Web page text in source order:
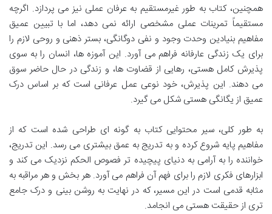
همچنین، کتاب به طور غیرمستقیم به عرفان عملی نیز می پردازد. اگرچه
مستقیماً تمرینات عملی مشخصی ارائه نمی دهد، اما با تبیین عمیق
مفاهیم بنیادین وحدت وجود و نفی دوگانگی، بستر ذهنی و روحی لازم را
برای یک زندگی عارفانه فراهم می آورد. این آموزه ها، انسان را به سوی
پذیرش کامل هستی، رهایی از قضاوت ها، و زندگی در حال حاضر سوق
می دهند. این پذیرش، خود نوعی عمل عرفانی است که بر اساس درک
عمیق از یگانگی هستی شکل می گیرد.
به طور کلی، سیر محتوایی کتاب به گونه ای طراحی شده است که از
مفاهیم پایه شروع کرده و به تدریج به عمق بیشتری می رسد. این تدریج،
خواننده را به آرامی به دنیای پیچیده تر فصوص الحکم نزدیک می کند و
ابزارهای فکری لازم را برای فهم آن فراهم می آورد. هر بخش و هر مراقبه به
مثابه قدمی است در این مسیر، که در نهایت به روشن بینی و درک جامع
تری از حقیقت هستی می انجامد.